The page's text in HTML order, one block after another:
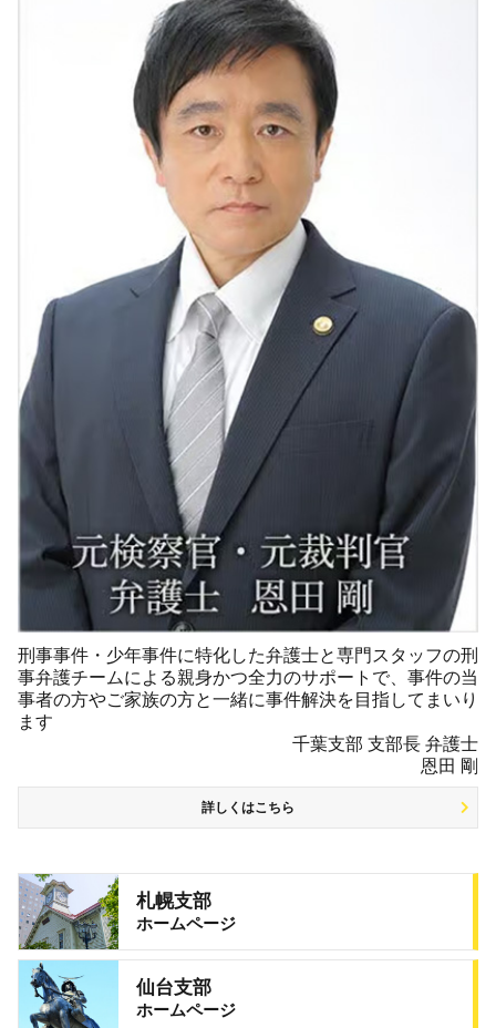
刑事事件・少年事件に特化した弁護士と専門スタッフの刑
事弁護チームによる親身かつ全力のサポートで、事件の当
事者の方やご家族の方と一緒に事件解決を目指してまいり
ます
千葉支部 支部長 弁護士
恩田 剛
詳しくはこちら
札幌支部
ホームページ
仙台支部
ホームページ